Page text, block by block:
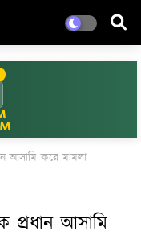
আসামি করে মামলা
প্রধান আসামি